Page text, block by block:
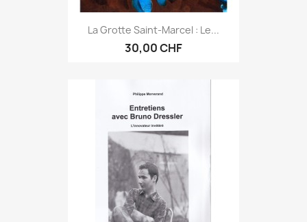
La Grotte Saint-Marcel : Le...
30,00 CHF